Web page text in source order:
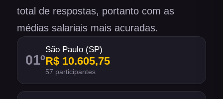
total de respostas, portanto com as
médias salariais mais acuradas.
01º
São Paulo (SP)
R$ 10.605,75
57 participantes